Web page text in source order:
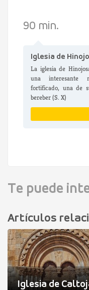
90 min.
Iglesia de
La iglesia de
una interesante
fortificado, una de
bereber (S. X)
Te puede
Artículos
Iglesia de